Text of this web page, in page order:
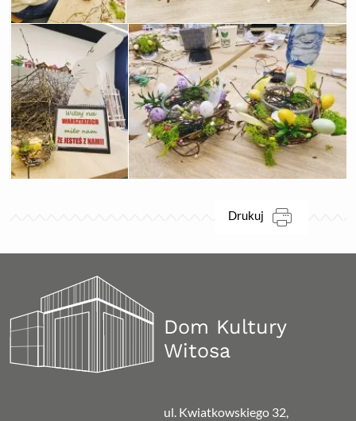
Drukuj ikona
Dom Kultury
Witosa
ul. Kwiatkowskiego 32,